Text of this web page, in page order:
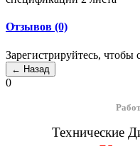
Отзывов (0)
Зарегистрируйтесь, чтобы
0
Технические